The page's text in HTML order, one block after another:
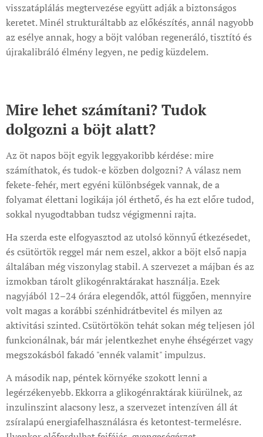
visszatáplálás megtervezése együtt adják a biztonságos
keretet. Minél strukturáltabb az előkészítés, annál nagyobb
az esélye annak, hogy a böjt valóban regeneráló, tisztító és
újrakalibráló élmény legyen, ne pedig küzdelem.
Mire lehet számítani? Tudok
dolgozni a böjt alatt?
Az öt napos böjt egyik leggyakoribb kérdése: mire
számíthatok, és tudok-e közben dolgozni? A válasz nem
fekete-fehér, mert egyéni különbségek vannak, de a
folyamat élettani logikája jól érthető, és ha ezt előre tudod,
sokkal nyugodtabban tudsz végigmenni rajta.
Ha szerda este elfogyasztod az utolsó könnyű étkezésedet,
és csütörtök reggel már nem eszel, akkor a böjt első napja
általában még viszonylag stabil. A szervezet a májban és az
izmokban tárolt glikogénraktárakat használja. Ezek
nagyjából 12–24 órára elegendők, attól függően, mennyire
volt magas a korábbi szénhidrátbevitel és milyen az
aktivitási szinted. Csütörtökön tehát sokan még teljesen jól
funkcionálnak, bár már jelentkezhet enyhe éhségérzet vagy
megszokásból fakadó "ennék valamit" impulzus.
A második nap, péntek környéke szokott lenni a
legérzékenyebb. Ekkorra a glikogénraktárak kiürülnek, az
inzulinszint alacsony lesz, a szervezet intenzíven áll át
zsíralapú energiafelhasználásra és ketontest-termelésre.